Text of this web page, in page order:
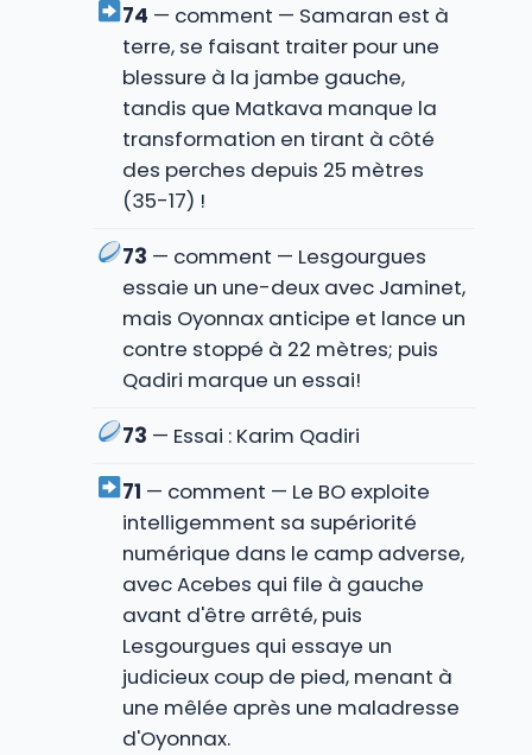
74 — comment — Samaran est à
terre, se faisant traiter pour une
blessure à la jambe gauche,
tandis que Matkava manque la
transformation en tirant à côté
des perches depuis 25 mètres
(35-17) !
73 — comment — Lesgourgues
essaie un une-deux avec Jaminet,
mais Oyonnax anticipe et lance un
contre stoppé à 22 mètres; puis
Qadiri marque un essai!
73 — Essai : Karim Qadiri
71 — comment — Le BO exploite
intelligemment sa supériorité
numérique dans le camp adverse,
avec Acebes qui file à gauche
avant d'être arrêté, puis
Lesgourgues qui essaye un
judicieux coup de pied, menant à
une mêlée après une maladresse
d'Oyonnax.